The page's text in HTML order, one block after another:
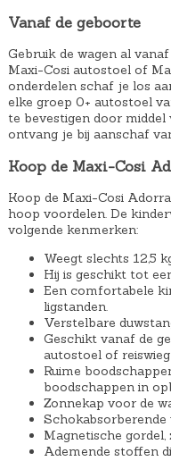
j
s
w
a
:
€
2
9
,
9
.
5
9
,
0
.
Vanaf de geboorte
Gebruik de wagen al
Maxi-Cosi autostoel of
onderdelen schaf je los
elke groep 0+ autostoel
te bevestigen door
ontvang je bij aanschaf
Koop de Maxi-Cosi
Koop de Maxi-Cosi
hoop voordelen. De
volgende kenmerken:
Weegt slechts 12,5
Hij is geschikt tot
Een comfortabele
ligstanden.
Verstelbare
Geschikt vanaf de
autostoel of
Ruime
boodschappen in
Zonnekap voor de
Schokabsorberende
Magnetische
Ademende stoffen